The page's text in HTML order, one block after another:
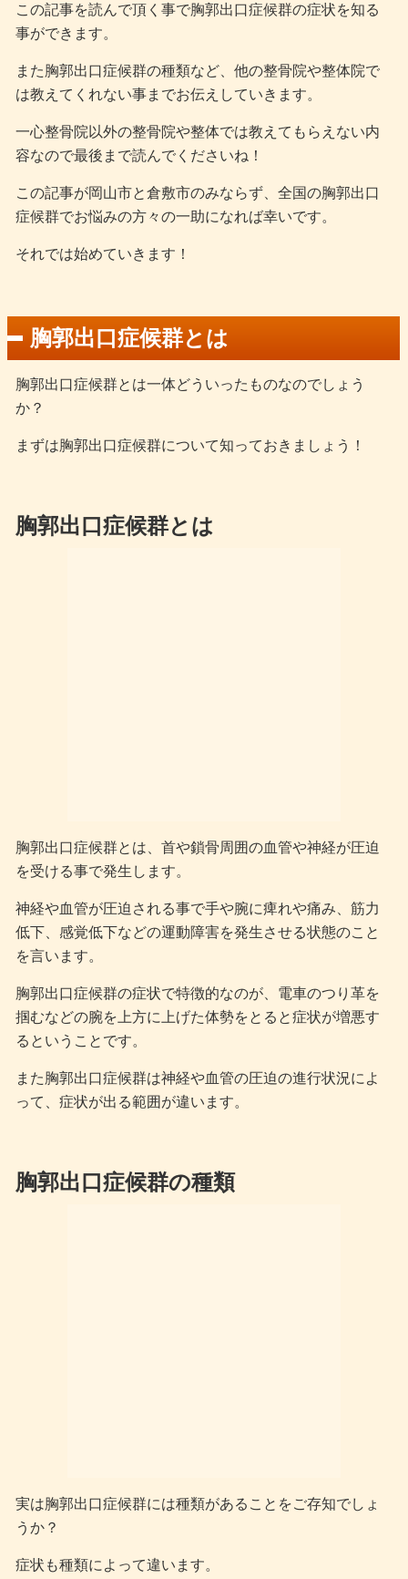
この記事を読んで頂く事で胸郭出口症候群の症状を知る
事ができます。
また胸郭出口症候群の種類など、他の整骨院や整体院で
は教えてくれない事までお伝えしていきます。
一心整骨院以外の整骨院や整体では教えてもらえない内
容なので最後まで読んでくださいね！
この記事が岡山市と倉敷市のみならず、全国の胸郭出口
症候群でお悩みの方々の一助になれば幸いです。
それでは始めていきます！
胸郭出口症候群とは
胸郭出口症候群とは一体どういったものなのでしょう
か？
まずは胸郭出口症候群について知っておきましょう！
胸郭出口症候群とは
胸郭出口症候群とは、首や鎖骨周囲の血管や神経が圧迫
を受ける事で発生します。
神経や血管が圧迫される事で手や腕に痺れや痛み、筋力
低下、感覚低下などの運動障害を発生させる状態のこと
を言います。
胸郭出口症候群の症状で特徴的なのが、電車のつり革を
掴むなどの腕を上方に上げた体勢をとると症状が増悪す
るということです。
また胸郭出口症候群は神経や血管の圧迫の進行状況によ
って、症状が出る範囲が違います。
胸郭出口症候群の種類
実は胸郭出口症候群には種類があることをご存知でしょ
うか？
症状も種類によって違います。